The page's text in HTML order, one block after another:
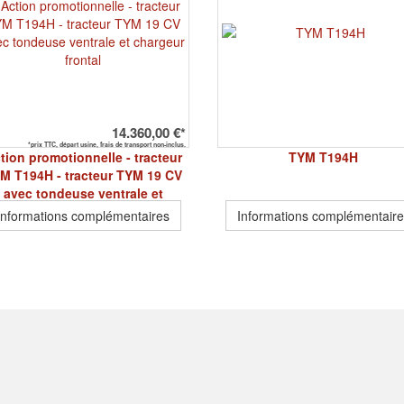
14.360,00 €*
*prix TTC, départ usine, frais de transport non-inclus.
promotionnelle - tracteur
T194H - tracteur TYM 19 CV
avec tondeuse ventrale et
chargeur frontal
complémentaires
TYM T194H
Informations